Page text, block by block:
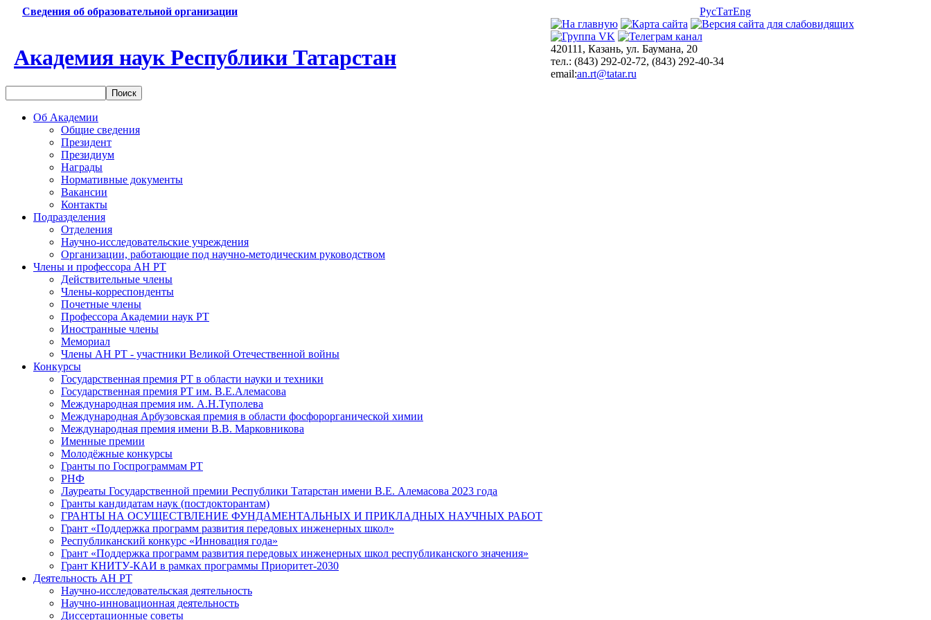
Сведения об образовательной организации РусТатEng
Академия наук Республики Татарстан
420111, Казань, ул. Баумана, 20
тел.: (843) 292-02-72, (843) 292-40-34
email:an.rt@tatar.ru
Об Академии
Общие сведения
Президент
Президиум
Награды
Нормативные документы
Вакансии
Контакты
Подразделения
Отделения
Научно-исследовательские учреждения
Организации, работающие под научно-методическим руководством
Члены и профессора АН РТ
Действительные члены
Члены-корреспонденты
Почетные члены
Профессора Академии наук РТ
Иностранные члены
Мемориал
Члены АН РТ - участники Великой Отечественной войны
Конкурсы
Государственная премия РТ в области науки и техники
Государственная премия РТ им. В.Е.Алемасова
Международная премия им. А.Н.Туполева
Международная Арбузовская премия в области фосфорорганической химии
Международная премия имени В.В. Марковникова
Именные премии
Молодёжные конкурсы
Гранты по Госпрограммам РТ
РНФ
Лауреаты Государственной премии Республики Татарстан имени В.Е. Алемасова 2023 года
Гранты кандидатам наук (постдокторантам)
ГРАНТЫ НА ОСУЩЕСТВЛЕНИЕ ФУНДАМЕНТАЛЬНЫХ И ПРИКЛАДНЫХ НАУЧНЫХ РАБОТ
Грант «Поддержка программ развития передовых инженерных школ»
Республиканский конкурс «Инновация года»
Грант «Поддержка программ развития передовых инженерных школ республиканского значения»
Грант КНИТУ-КАИ в рамках программы Приоритет-2030
Деятельность АН РТ
Научно-исследовательская деятельность
Научно-инновационная деятельность
Диссертационные советы